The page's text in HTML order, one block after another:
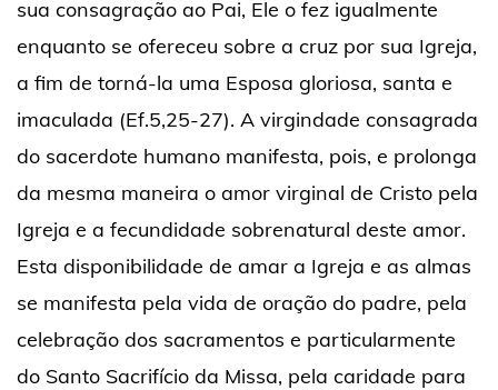
sua consagração ao Pai, Ele o fez igualmente
enquanto se ofereceu sobre a cruz por sua Igreja,
a fim de torná-la uma Esposa gloriosa, santa e
imaculada (Ef.5,25-27). A virgindade consagrada
do sacerdote humano manifesta, pois, e prolonga
da mesma maneira o amor virginal de Cristo pela
Igreja e a fecundidade sobrenatural deste amor.
Esta disponibilidade de amar a Igreja e as almas
se manifesta pela vida de oração do padre, pela
celebração dos sacramentos e particularmente
do Santo Sacrifício da Missa, pela caridade para